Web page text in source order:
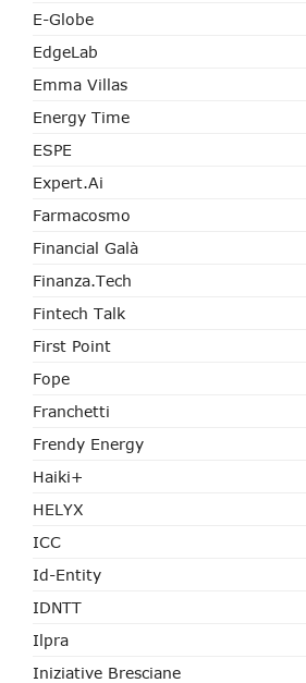
E-Globe
EdgeLab
Emma Villas
Energy Time
ESPE
Expert.ai
Farmacosmo
Financial Galà
Finanza.tech
Fintech Talk
First Point
Fope
Franchetti
Frendy Energy
Haiki+
HELYX
ICC
Id-Entity
IDNTT
Ilpra
Iniziative Bresciane